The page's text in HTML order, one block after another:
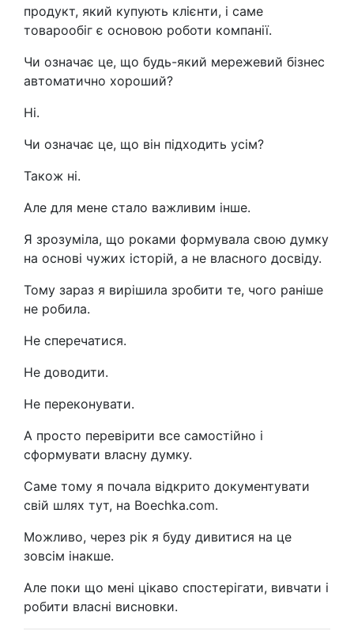
продукт, який купують клієнти, і саме
товарообіг є основою роботи компанії.
Чи означає це, що будь-який мережевий бізнес
автоматично хороший?
Ні.
Чи означає це, що він підходить усім?
Також ні.
Але для мене стало важливим інше.
Я зрозуміла, що роками формувала свою думку
на основі чужих історій, а не власного досвіду.
Тому зараз я вирішила зробити те, чого раніше
не робила.
Не сперечатися.
Не доводити.
Не переконувати.
А просто перевірити все самостійно і
сформувати власну думку.
Саме тому я почала відкрито документувати
свій шлях тут, на Boechka.com.
Можливо, через рік я буду дивитися на це
зовсім інакше.
Але поки що мені цікаво спостерігати, вивчати і
робити власні висновки.